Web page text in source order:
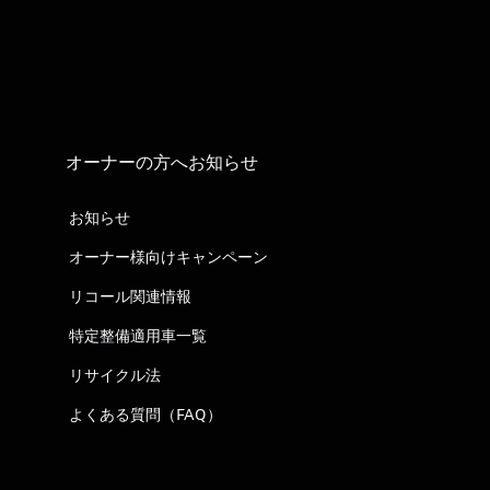
オーナーの方へお知らせ
お知らせ
オーナー様向けキャンペーン
リコール関連情報
特定整備適用車一覧
リサイクル法
よくある質問（FAQ）